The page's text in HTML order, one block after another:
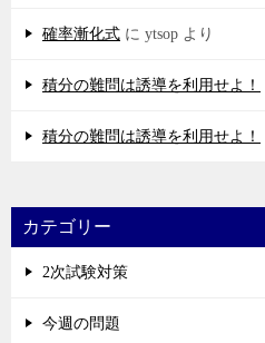
確率漸化式 に ytsop より
積分の難問は誘導を利用せよ！
積分の難問は誘導を利用せよ！
カテゴリー
2次試験対策
今週の問題